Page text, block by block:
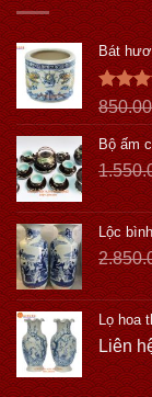
Bát
Được
hạng
5 sao
Bộ ấm
Lộc
Lọ hoa
Liên